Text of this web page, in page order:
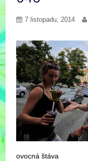
7 listopadu, 2014
ovocná štáva